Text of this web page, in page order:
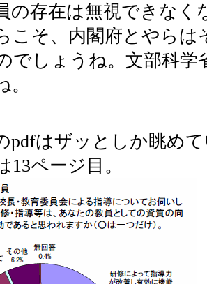
の存在は無視できなく
こそ、内閣府とやらは
でしょうね。文部科学
pdfはザッとしか眺め
13ページ目。